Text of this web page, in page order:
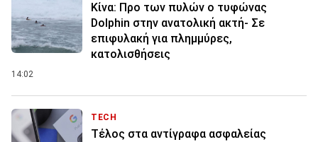
Κίνα: Προ των πυλών ο τυφώνας
Dolphin στην ανατολική ακτή- Σε
επιφυλακή για πλημμύρες,
κατολισθήσεις
14:02
TECH
Τέλος στα αντίγραφα ασφαλείας